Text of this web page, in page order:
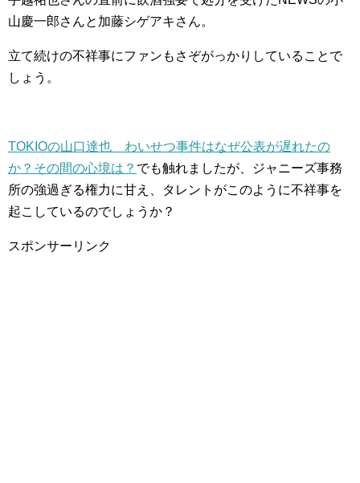
山慶一郎さんと加藤シゲアキさん。
立て続けの不祥事にファンもさぞがっかりしていることで
しょう。
TOKIOの山口達也 わいせつ事件はなぜ公表が遅れたの
か？その間の心境は？ でも触れましたが、ジャニーズ事務
所の強過ぎる権力に甘え、タレントがこのように不祥事を
起こしているのでしょうか？
スポンサーリンク